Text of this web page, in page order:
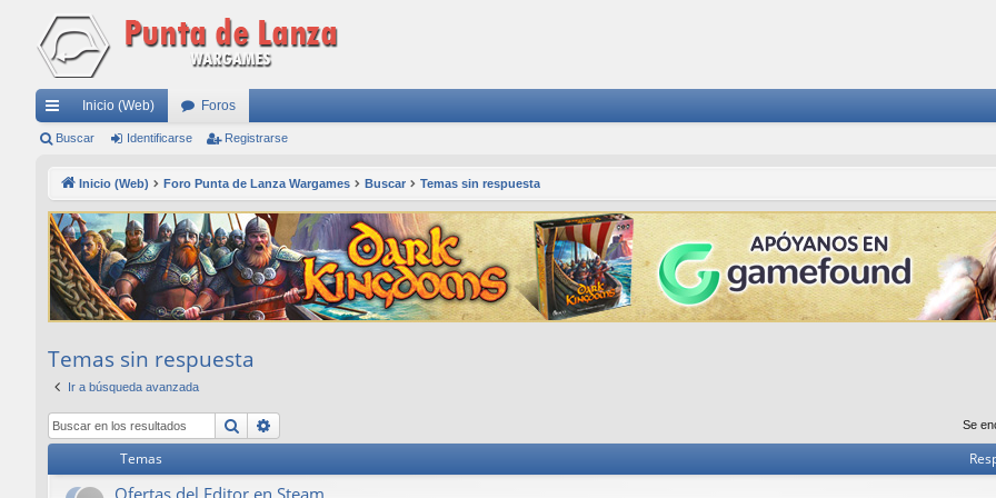
nl
rá
pi
do
Inicio (Web) Foros
Buscar Identificarse Registrarse
Inicio (Web) Foro Punta de Lanza Wargames Buscar Temas sin respuesta
Temas sin respuesta
Ir a búsqueda avanzada
Buscar Se
Temas